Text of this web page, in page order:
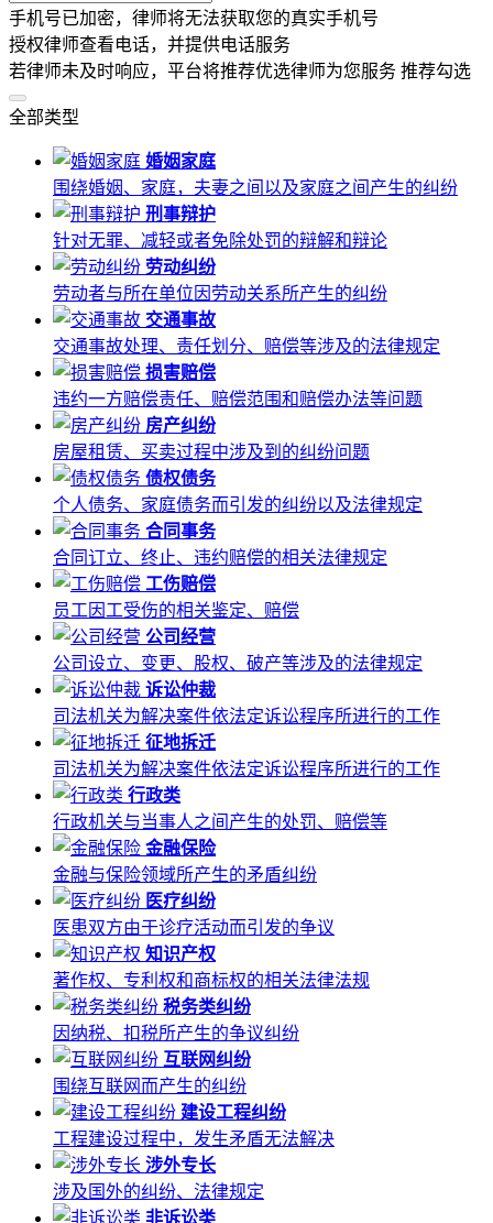
手机号已加密，律师将无法获取您的真实手机号
授权律师查看电话，并提供电话服务
若律师未及时响应，平台将推荐优选律师为您服务 推荐勾选
全部类型
婚姻家庭
围绕婚姻、家庭，夫妻之间以及家庭之间产生的纠纷
刑事辩护
针对无罪、减轻或者免除处罚的辩解和辩论
劳动纠纷
劳动者与所在单位因劳动关系所产生的纠纷
交通事故
交通事故处理、责任划分、赔偿等涉及的法律规定
损害赔偿
违约一方赔偿责任、赔偿范围和赔偿办法等问题
房产纠纷
房屋租赁、买卖过程中涉及到的纠纷问题
债权债务
个人债务、家庭债务而引发的纠纷以及法律规定
合同事务
合同订立、终止、违约赔偿的相关法律规定
工伤赔偿
员工因工受伤的相关鉴定、赔偿
公司经营
公司设立、变更、股权、破产等涉及的法律规定
诉讼仲裁
司法机关为解决案件依法定诉讼程序所进行的工作
征地拆迁
司法机关为解决案件依法定诉讼程序所进行的工作
行政类
行政机关与当事人之间产生的处罚、赔偿等
金融保险
金融与保险领域所产生的矛盾纠纷
医疗纠纷
医患双方由于诊疗活动而引发的争议
知识产权
著作权、专利权和商标权的相关法律法规
税务类纠纷
因纳税、扣税所产生的争议纠纷
互联网纠纷
围绕互联网而产生的纠纷
建设工程纠纷
工程建设过程中，发生矛盾无法解决
涉外专长
涉及国外的纠纷、法律规定
非诉讼类